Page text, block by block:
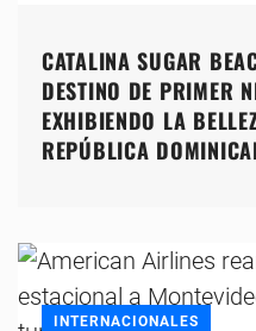
CATALINA SUGAR
DESTINO DE PRIMER
EXHIBIENDO LA
REPÚBLICA
INTERNACIONALES